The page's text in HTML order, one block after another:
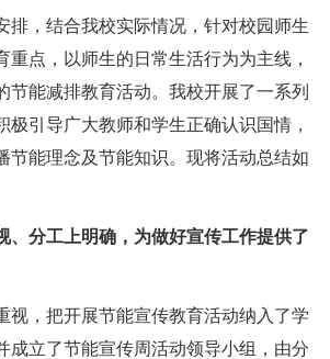
排，结合我校实际情况，针对校园师生
重点，以师生的日常生活行为为主线，
节能减排教育活动。我校开展了一系列
极引导广大教师和学生正确认识国情，
节能理念及节能知识。现将活动总结如
、分工上明确，为做好宣传工作提供了
视，把开展节能宣传教育活动纳入了学
成立了节能宣传周活动领导小组，由分